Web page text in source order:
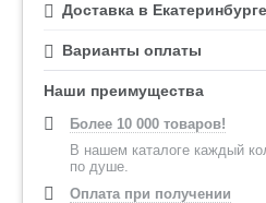
Доставка в
Варианты оплаты
Наши преимущества
Более 10 000 товаров!
В нашем каталоге каждый
по душе.
Оплата при получении